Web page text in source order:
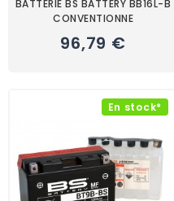
BATTERIE BS BATTERY BB16L-B
CONVENTIONNE
96,79 €
En stock*